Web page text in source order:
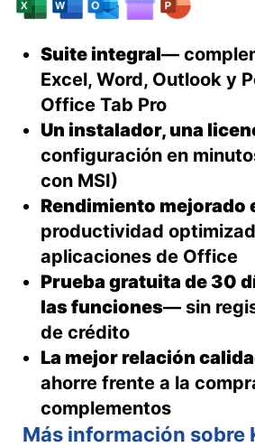
Suite integral—
Excel, Word, Outlook y
Office Tab Pro
Un instalador, una
configuración en
con MSI)
Rendimiento mejorado
productividad
aplicaciones de Office
Prueba gratuita de 30
las funciones— sin
de crédito
La mejor relación
ahorre frente a la
complementos
Más información sobre